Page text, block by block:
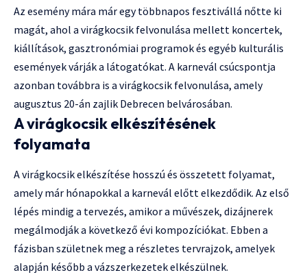
Az esemény mára már egy többnapos fesztivállá nőtte ki
magát, ahol a virágkocsik felvonulása mellett koncertek,
kiállítások, gasztronómiai programok és egyéb kulturális
események várják a látogatókat. A karnevál csúcspontja
azonban továbbra is a virágkocsik felvonulása, amely
augusztus 20-án zajlik Debrecen belvárosában.
A virágkocsik elkészítésének
folyamata
A virágkocsik elkészítése hosszú és összetett folyamat,
amely már hónapokkal a karnevál előtt elkezdődik. Az első
lépés mindig a tervezés, amikor a művészek, dizájnerek
megálmodják a következő évi kompozíciókat. Ebben a
fázisban születnek meg a részletes tervrajzok, amelyek
alapján később a vázszerkezetek elkészülnek.